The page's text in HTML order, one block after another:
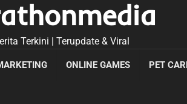
Terkini | Terupdate & Viral
ONLINE GAMES PET